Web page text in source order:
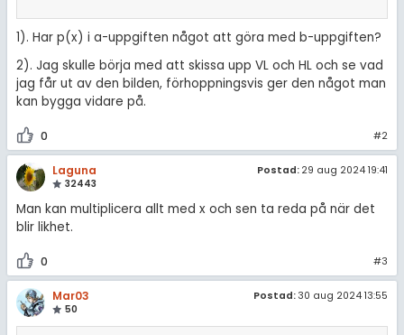
1). Har p(x) i a-uppgiften något att göra med b-uppgiften?
2). Jag skulle börja med att skissa upp VL och HL och se vad
jag får ut av den bilden, förhoppningsvis ger den något man
kan bygga vidare på.
0 #2
Laguna
32443
Postad: 29 aug 2024 19:41
Man kan multiplicera allt med x och sen ta reda på när det
blir likhet.
0 #3
Mar03
50
Postad: 30 aug 2024 13:55
Cookie-inställningar